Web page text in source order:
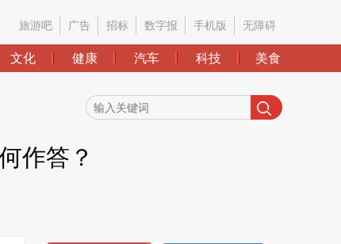
旅游吧 广告 招标 数字报 手机版 无障碍
文化 健康 汽车 科技 美食
作答？